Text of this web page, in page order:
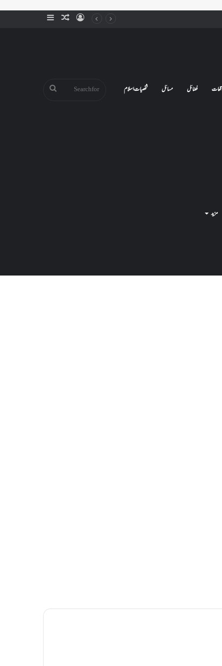
SidebarRandomLog
فضائل مسائل شخصیات اسلام
مزید
Search